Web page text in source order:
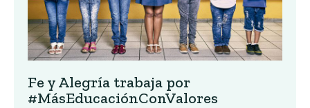
Fe y Alegría trabaja por
#MásEducaciónConValores